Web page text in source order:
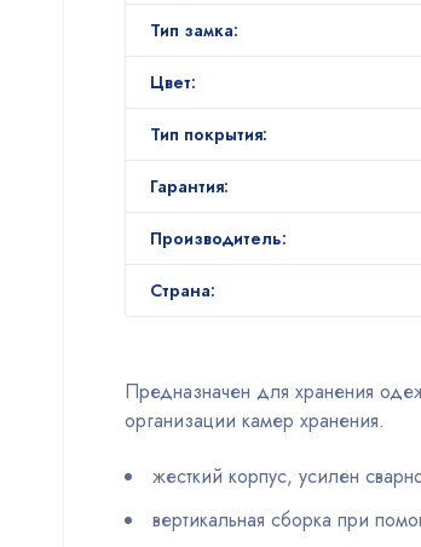
Тип замка:
Цвет:
Тип покрытия:
Гарантия:
Производитель:
Страна:
Предназначен для хранения
организации камер хранения.
жесткий корпус, усилен
вертикальная сборка при